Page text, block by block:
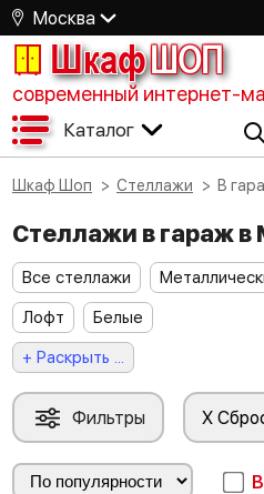
Москва
ШкафШОП
современный интернет-
Каталог
Шкаф Шоп Стеллажи В
Стеллажи в гараж
Все стеллажи
Лофт
Белые
+ Раскрыть ...
Фильтры X